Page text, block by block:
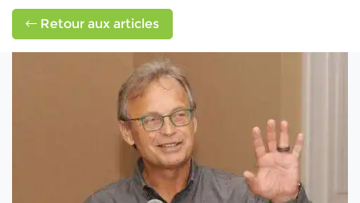
Retour aux articles